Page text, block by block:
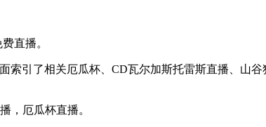
直播。
引了相关厄瓜杯、CD瓦尔加斯托雷斯直播、山
，厄瓜杯直播。